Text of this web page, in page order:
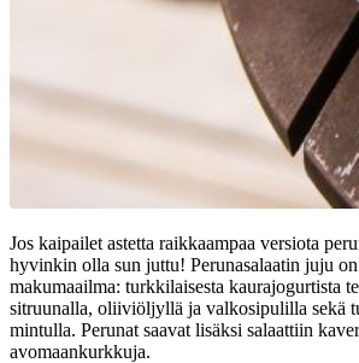
Jos kaipailet astetta raikkaampaa versiota
hyvinkin olla sun juttu! Perunasalaatin juju
makumaailma: turkkilaisesta kaurajogurtista
sitruunalla, oliiviöljyllä ja valkosipulilla sekä
mintulla. Perunat saavat lisäksi salaattiin
avomaankurkkuja.